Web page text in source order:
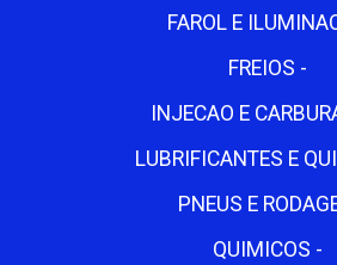
FAROL E
FREIOS -
INJECAO E
LUBRIFICANTES E
PNEUS E
QUIMICOS -